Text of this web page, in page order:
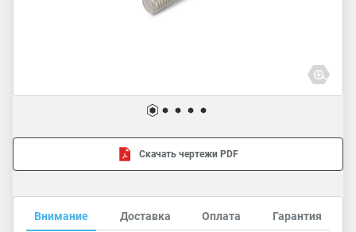
Скачать чертежи PDF
Внимание Доставка Оплата Гарантия